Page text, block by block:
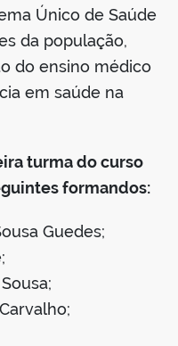
Único de Saúde
da população,
do ensino médico
em saúde na
turma do curso
formandos:
Guedes;